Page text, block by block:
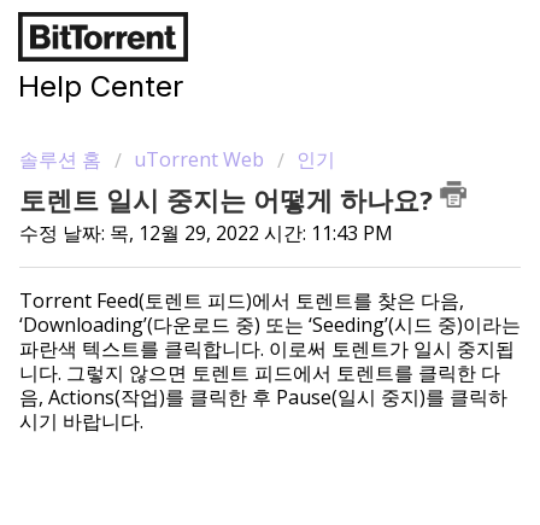
Help Center
솔루션 홈 uTorrent Web 인기
토렌트 일시 중지는 어떻게 하나요?
수정 날짜: 목, 12월 29, 2022 시간: 11:43 PM
Torrent Feed(토렌트 피드)에서 토렌트를 찾은 다음,
‘Downloading’(다운로드 중) 또는 ‘Seeding’(시드 중)이라는
파란색 텍스트를 클릭합니다. 이로써 토렌트가 일시 중지됩
니다. 그렇지 않으면 토렌트 피드에서 토렌트를 클릭한 다
음, Actions(작업)를 클릭한 후 Pause(일시 중지)를 클릭하
시기 바랍니다.